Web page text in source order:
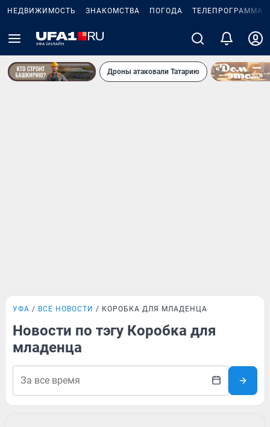
НЕДВИЖИМОСТЬ ЗНАКОМСТВА ПОГОДА ТЕЛЕПРОГРАММА
Дроны атаковали Татарию
УФА ВСЕ НОВОСТИ КОРОБКА ДЛЯ МЛАДЕНЦА
Новости по тэгу Коробка для
младенца